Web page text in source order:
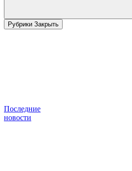
Рубрики Закрыть
Последние
новости